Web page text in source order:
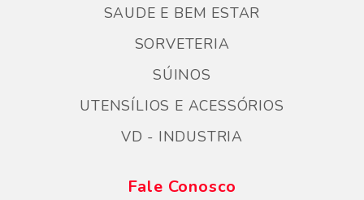
SAUDE E BEM ESTAR
SORVETERIA
SÚINOS
UTENSÍLIOS E ACESSÓRIOS
VD - INDUSTRIA
Fale Conosco